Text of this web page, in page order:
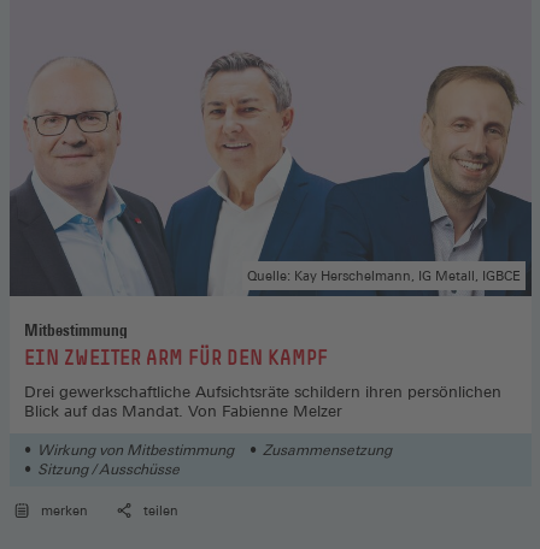
Mitbestimmung
:EIN ZWEITER ARM FÜR DEN KAMPF
Quelle: Kay Herschelmann, IG Metall, IGBCE
Drei gewerkschaftliche Aufsichtsräte schildern ihren persönlichen
Blick auf das Mandat. Von Fabienne Melzer
Wirkung von Mitbestimmung
Zusammensetzung
Sitzung / Ausschüsse
merken teilen